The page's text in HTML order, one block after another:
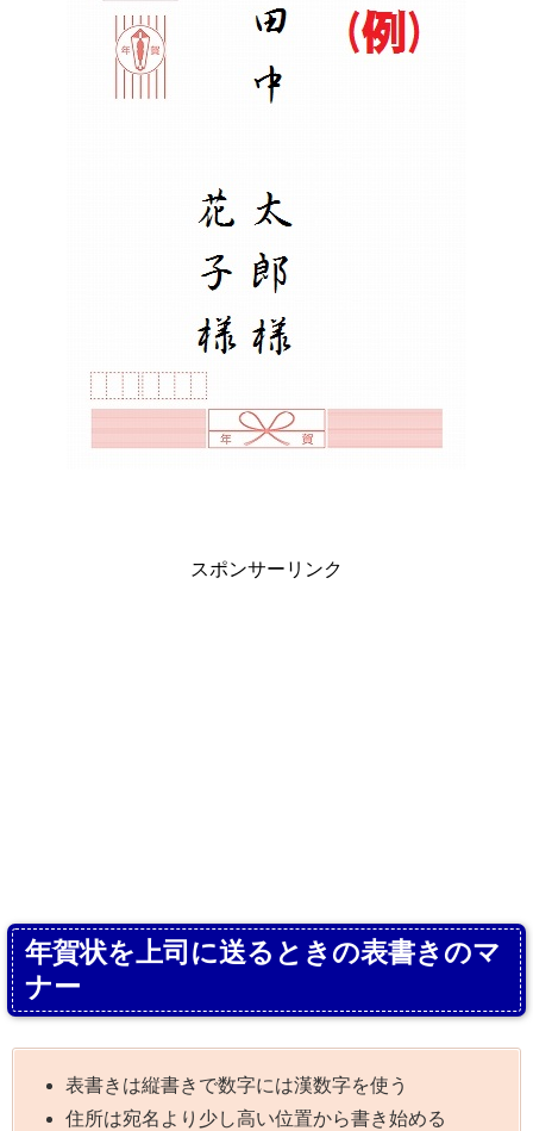
スポンサーリンク
年賀状を上司に送るときの表書きのマ
ナー
表書きは縦書きで数字には漢数字を使う
住所は宛名より少し高い位置から書き始める